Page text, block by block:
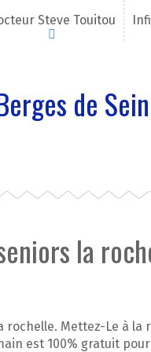
Steve Touitou
de
la
Mettez-Le à la
est 100% gratuit